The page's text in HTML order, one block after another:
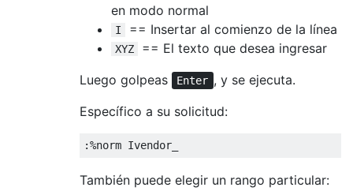
en modo normal
I == Insertar al comienzo de la línea
XYZ
== El texto que desea ingresar
Luego golpeas
Enter , y se ejecuta.
Específico a su solicitud:
También puede elegir un rango particular: